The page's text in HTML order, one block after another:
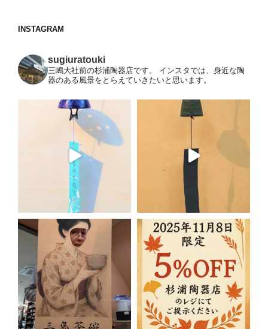
ン
INSTAGRAM
sugiuratouki
三嶋大社前の杉浦陶器店です。
インスタでは、身近な陶
器のある風景をとらえていきたいと思います。